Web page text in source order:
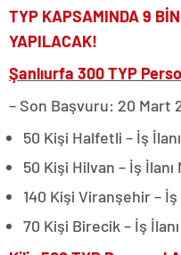
TYP KAPSAMINDA 9
YAPILACAK!
Şanlıurfa 300 TYP
– Son Başvuru: 20 Mart
50 Kişi Halfetli – İş
50 Kişi Hilvan – İş İlanı
140 Kişi Viranşehir – İş
70 Kişi Birecik – İş İlanı